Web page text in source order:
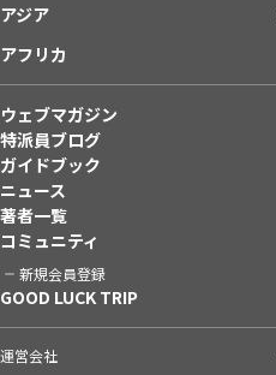
アジア
アフリカ
ウェブマガジン
特派員ブログ
ガイドブック
ニュース
著者一覧
コミュニティ
新規会員登録
GOOD LUCK TRIP
運営会社